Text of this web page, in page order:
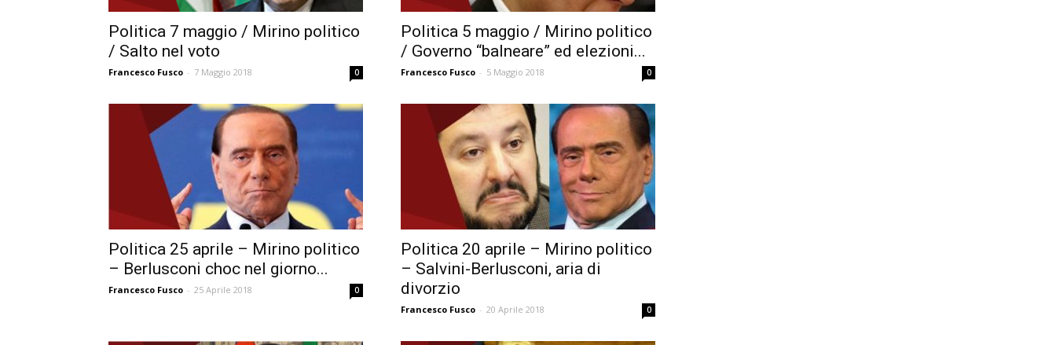
Politica 7 maggio / Mirino politico
/ Salto nel voto
Francesco Fusco - 7 Maggio 2018 0
Politica 5 maggio / Mirino politico
/ Governo “balneare” ed elezioni...
Francesco Fusco - 5 Maggio 2018 0
Politica 25 aprile – Mirino politico
– Berlusconi choc nel giorno...
Francesco Fusco - 25 Aprile 2018 0
Politica 20 aprile – Mirino politico
– Salvini-Berlusconi, aria di
divorzio
Francesco Fusco - 20 Aprile 2018 0